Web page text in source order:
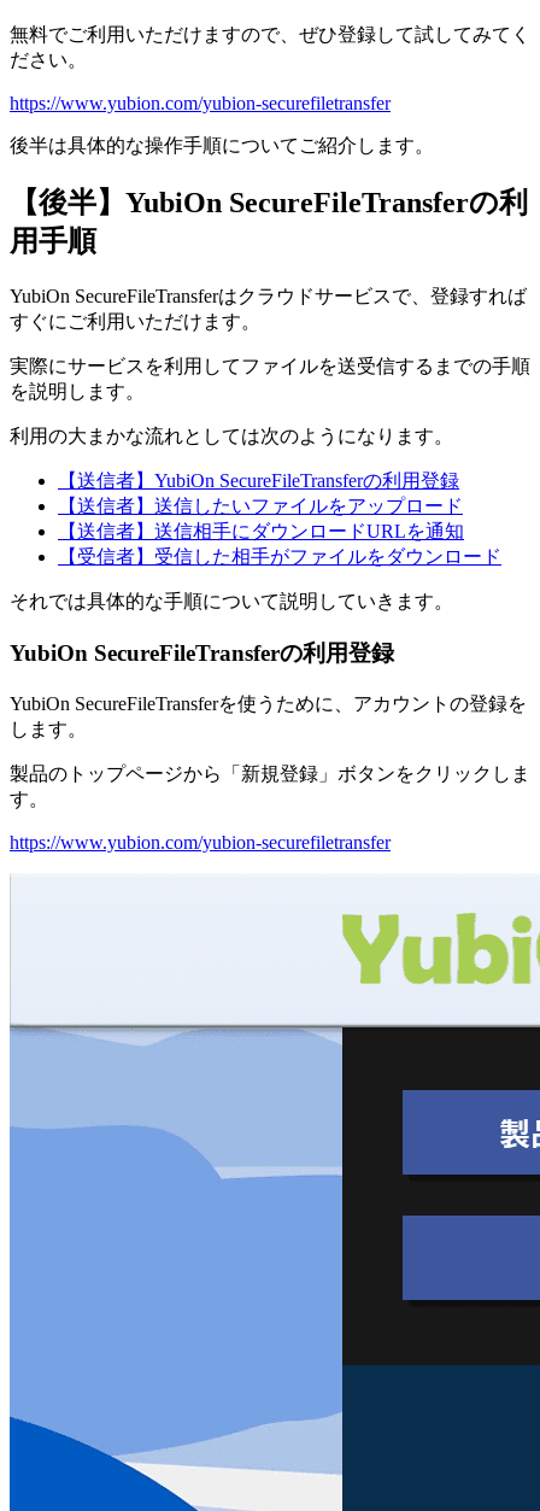
無料でご利用いただけますので、ぜひ登録して試してみてく
ださい。
https://www.yubion.com/yubion-securefiletransfer
後半は具体的な操作手順についてご紹介します。
【後半】YubiOn SecureFileTransferの利
用手順
YubiOn SecureFileTransferはクラウドサービスで、登録すれば
すぐにご利用いただけます。
実際にサービスを利用してファイルを送受信するまでの手順
を説明します。
利用の大まかな流れとしては次のようになります。
【送信者】YubiOn SecureFileTransferの利用登録
【送信者】送信したいファイルをアップロード
【送信者】送信相手にダウンロードURLを通知
【受信者】受信した相手がファイルをダウンロード
それでは具体的な手順について説明していきます。
YubiOn SecureFileTransferの利用登録
YubiOn SecureFileTransferを使うために、アカウントの登録を
します。
製品のトップページから「新規登録」ボタンをクリックしま
す。
https://www.yubion.com/yubion-securefiletransfer